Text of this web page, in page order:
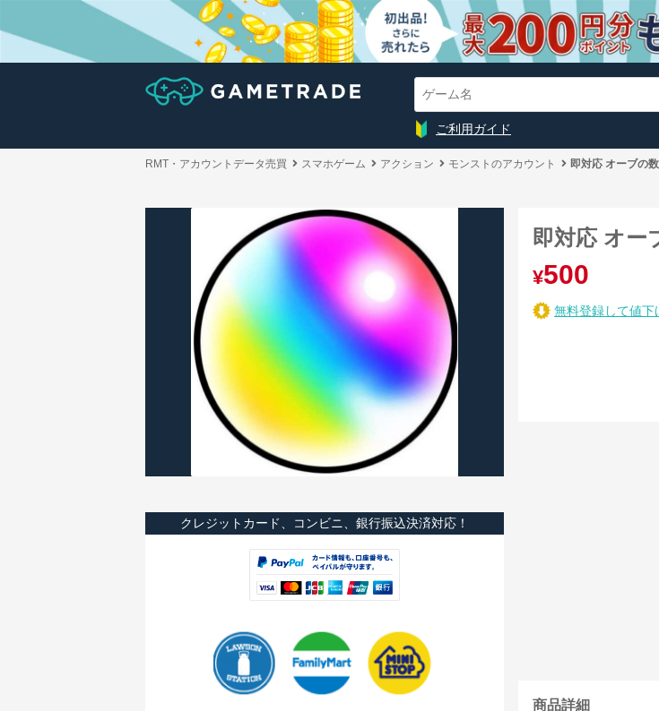
ご利用ガイド
RMT・アカウントデータ売買 スマホゲーム アクション モンストのアカウント 即対応 オーブの
クレジットカード、コンビニ、銀行振込決済対応！
即対応 オー
¥500
無料登録して値下
商品詳細